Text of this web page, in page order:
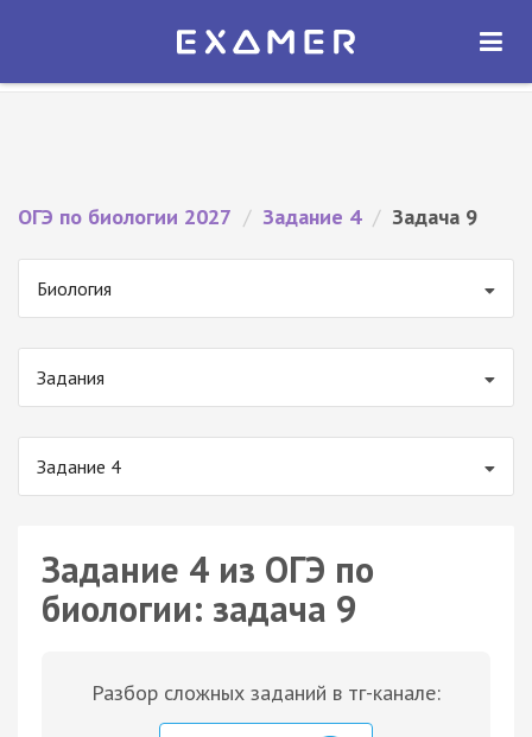
Экзамер — ЕГЭ 2027
ОТКРЫТЬ
ОГЭ по биологии 2027 / Задание 4 / Задача 9
Биология
Задания
Задание 4
Задание 4 из ОГЭ по
биологии: задача 9
Разбор сложных заданий в тг-канале: